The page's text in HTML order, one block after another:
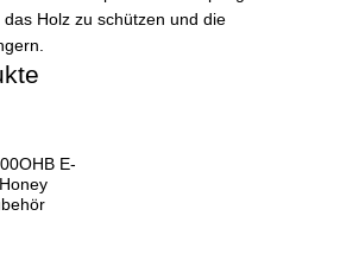
Holz zu schützen und die
E-